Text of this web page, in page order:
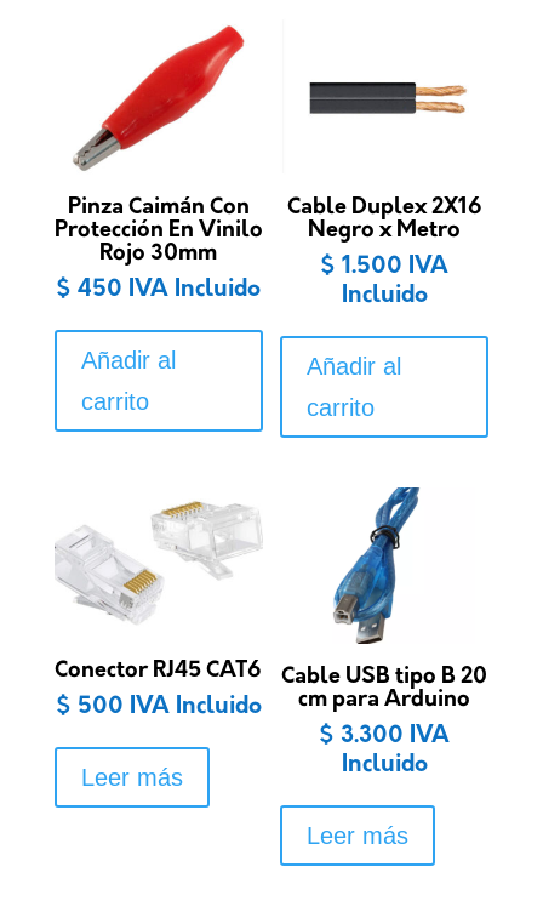
Pinza Caimán Con
Protección En Vinilo
Rojo 30mm
$ 450 IVA Incluido
Añadir al
carrito
Cable Duplex 2X16
Negro x Metro
$ 1.500
IVA
Incluido
Añadir al
carrito
Conector RJ45 CAT6
$ 500 IVA Incluido
Leer más
Cable USB tipo B 20
cm para Arduino
$ 3.300 IVA
Incluido
Leer más